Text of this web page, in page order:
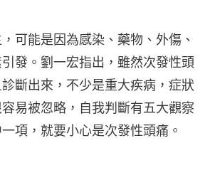
可能是因為感染、藥物、外傷、
發。劉一宏指出，雖然次發性頭
斷出來，不少是重大疾病，症狀
易被忽略，自我判斷有五大觀察
項，就要小心是次發性頭痛。